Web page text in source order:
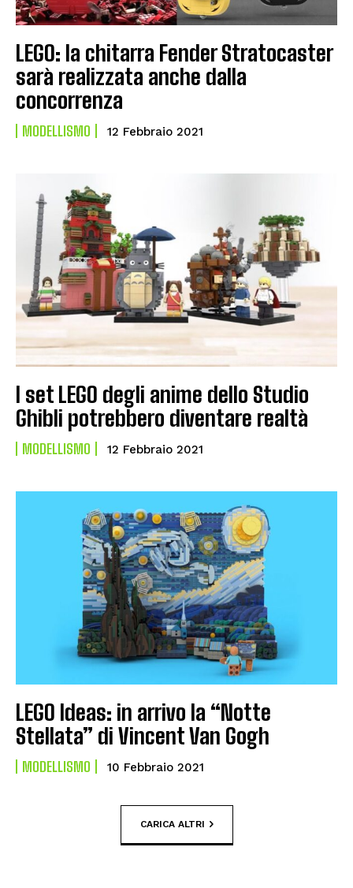
LEGO: la chitarra Fender Stratocaster
sarà realizzata anche dalla
concorrenza
MODELLISMO 12 Febbraio 2021
I set LEGO degli anime dello Studio
Ghibli potrebbero diventare realtà
MODELLISMO 12 Febbraio 2021
LEGO Ideas: in arrivo la “Notte
Stellata” di Vincent Van Gogh
MODELLISMO 10 Febbraio 2021
CARICA ALTRI